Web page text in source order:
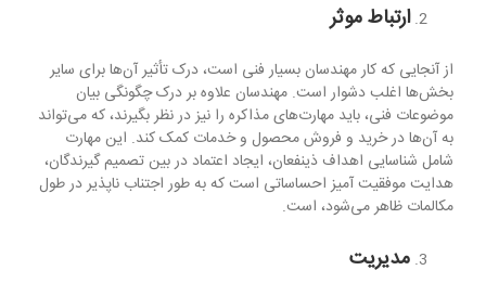
ارتباط موثر
از آنجایی که کار مهندسان بسیار فنی است، درک تأثیر آن‌ها برای سایر
بخش‌ها اغلب دشوار است. مهندسان علاوه بر درک چگونگی بیان
موضوعات فنی، باید مهارت‌های مذاکره را نیز در نظر بگیرند، که می‌تواند
به آن‌ها در خرید و فروش محصول و خدمات کمک کند. این مهارت
شامل شناسایی اهداف ذینفعان، ایجاد اعتماد در بین تصمیم گیرندگان،
هدایت موفقیت آمیز احساساتی است که به طور اجتناب ناپذیر در طول
مکالمات ظاهر می‌شود، است.
مدیریت